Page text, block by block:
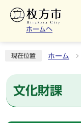
ホームへ
現在位置 ホーム
文化財課